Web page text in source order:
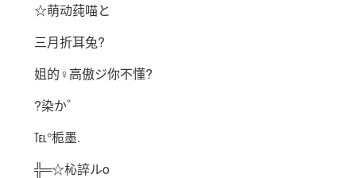
☆萌动莼喵と
三月折耳兔?
姐的♀高傲ジ你不懂?
?染か゛
℡°栀墨.
╬═☆杺誶ルo